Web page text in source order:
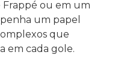
ou em um
um papel
que
em cada gole.